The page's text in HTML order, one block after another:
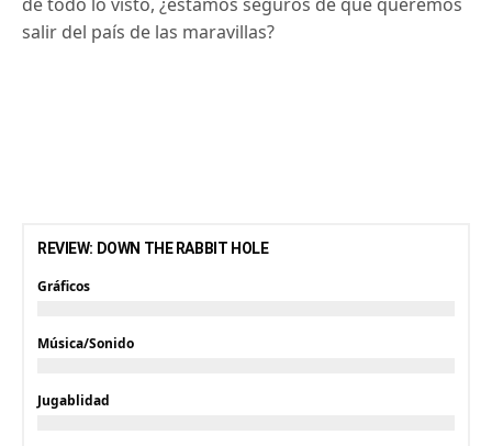
salir del país de las maravillas?
REVIEW: DOWN THE RABBIT HOLE
Gráficos
Música/Sonido
Jugablidad